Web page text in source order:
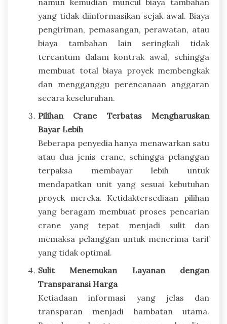
yang tidak diinformasikan sejak awal. Biaya
pengiriman, pemasangan, perawatan, atau
biaya tambahan lain seringkali tidak
tercantum dalam kontrak awal, sehingga
membuat total biaya proyek membengkak
dan mengganggu perencanaan anggaran
secara keseluruhan.
Pilihan Crane Terbatas Mengharuskan
Bayar Lebih
Beberapa penyedia hanya menawarkan satu
atau dua jenis crane, sehingga pelanggan
terpaksa membayar lebih untuk
mendapatkan unit yang sesuai kebutuhan
proyek mereka. Ketidaktersediaan pilihan
yang beragam membuat proses pencarian
crane yang tepat menjadi sulit dan
memaksa pelanggan untuk menerima tarif
yang tidak optimal.
Sulit Menemukan Layanan dengan
Transparansi Harga
Ketiadaan informasi yang jelas dan
transparan menjadi hambatan utama.